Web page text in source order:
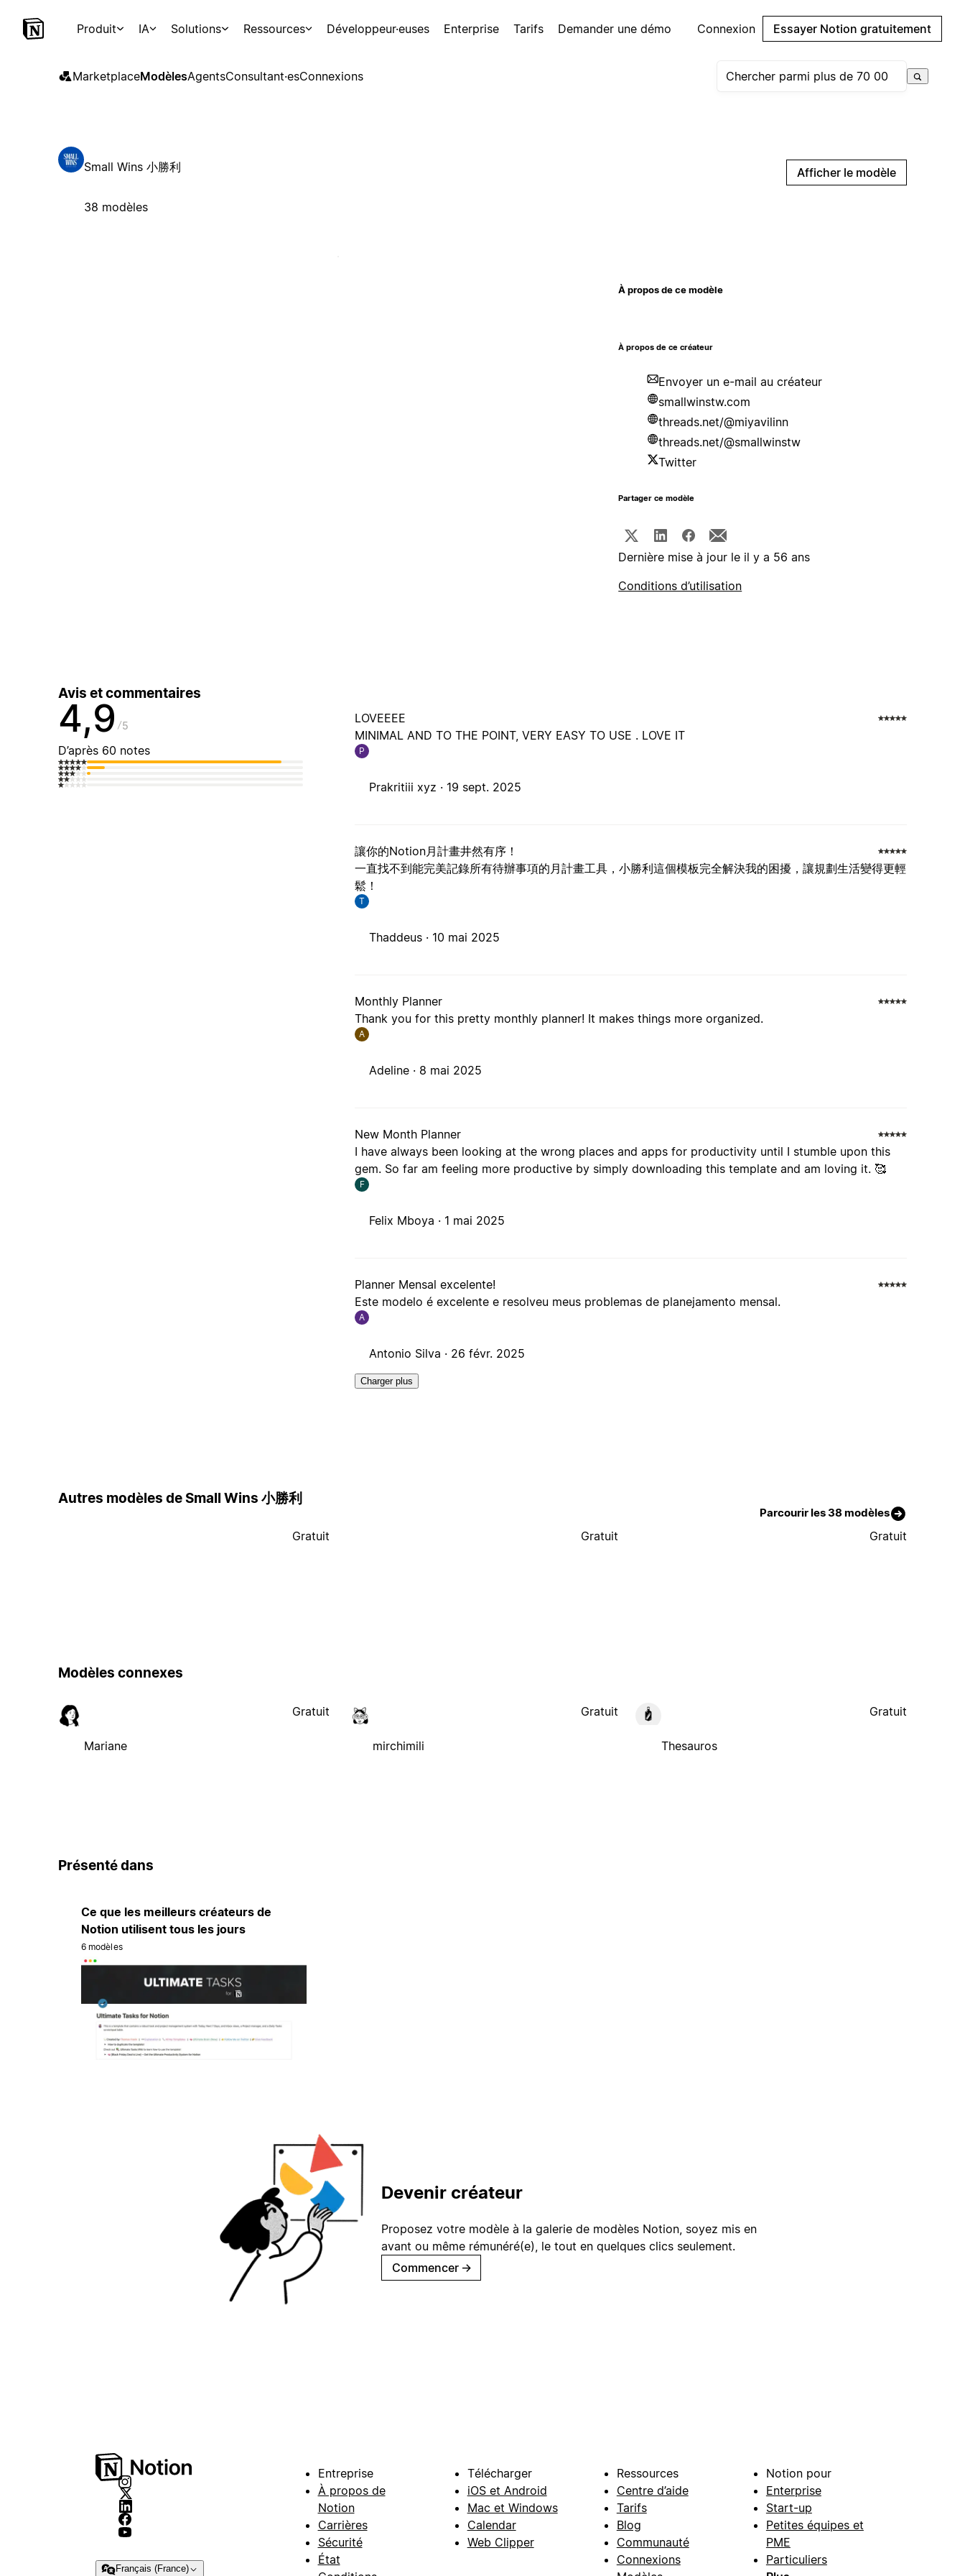
Produit IA Solutions Ressources Développeur·euses Enterprise Tarifs Demander une démo Connexion Essayer Notion gratuitement
MarketplaceModèlesAgentsConsultant·esConnexions
Small Wins 小勝利
38 modèles
Afficher le modèle
À propos de ce modèle
À propos de ce créateur
Envoyer un e-mail au créateur
smallwinstw.com
threads.net/@miyavilinn
threads.net/@smallwinstw
Twitter
Partager ce modèle
Dernière mise à jour le il y a 56 ans
Conditions d’utilisation
Avis et commentaires
4,9 5
D’après 60 notes
LOVEEEE
MINIMAL AND TO THE POINT, VERY EASY TO USE . LOVE IT
P
Prakritiii xyz · 19 sept. 2025
讓你的Notion月計畫井然有序！
一直找不到能完美記錄所有待辦事項的月計畫工具，小勝利這個模板完全解決我的困擾，讓規劃生活變得更輕
鬆！
T
Thaddeus · 10 mai 2025
Monthly Planner
Thank you for this pretty monthly planner! It makes things more organized.
A
Adeline · 8 mai 2025
New Month Planner
I have always been looking at the wrong places and apps for productivity until I stumble upon this
gem. So far am feeling more productive by simply downloading this template and am loving it. 🥰
F
Felix Mboya · 1 mai 2025
Planner Mensal excelente!
Este modelo é excelente e resolveu meus problemas de planejamento mensal.
A
Antonio Silva · 26 févr. 2025
Charger plus
Autres modèles de Small Wins 小勝利
Parcourir les 38 modèles
Gratuit Gratuit Gratuit
Modèles connexes
Mariane
Gratuit
mirchimili
Gratuit
Thesauros
Gratuit
Présenté dans
Ce que les meilleurs créateurs de
Notion utilisent tous les jours
6 modèles
Devenir créateur
Proposez votre modèle à la galerie de modèles Notion, soyez mis en
avant ou même rémunéré(e), le tout en quelques clics seulement.
Commencer →
Français (France)
Entreprise
À propos de
Notion
Carrières
Sécurité
État
Télécharger
iOS et Android
Mac et Windows
Calendar
Web Clipper
Ressources
Centre d’aide
Tarifs
Blog
Communauté
Connexions
Notion pour
Enterprise
Start-up
Petites équipes et
PME
Particuliers